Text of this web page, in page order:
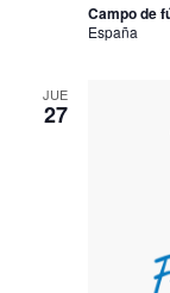
Campo de
España
JUE
27